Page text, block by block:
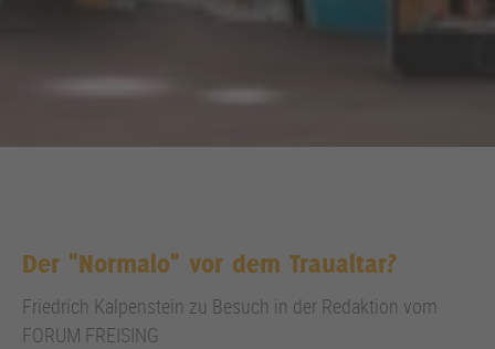
Der "Normalo" vor dem Traualtar?
Friedrich Kalpenstein zu Besuch in der Redaktion vom
FORUM FREISING